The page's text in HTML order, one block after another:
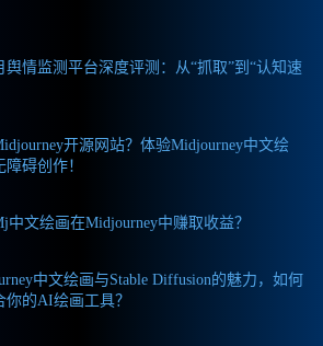
舆情监测平台深度评测：从“抓取”到“认知速
开源网站？体验Midjourney中文绘
碍创作！
中文绘画在Midjourney中赚取收益？
中文绘画与Stable Diffusion的魅力，如何
你的AI绘画工具？